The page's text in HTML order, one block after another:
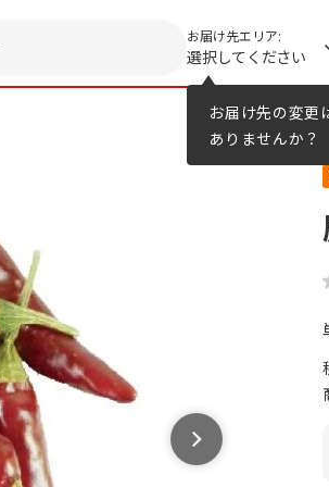
お届け先の変更
ありませんか？
お届け先エリア:
選択してください